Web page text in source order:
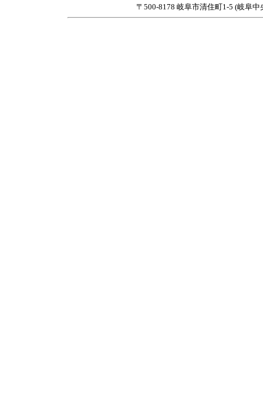
〒500-8178 岐阜市清住町1-5 (岐阜